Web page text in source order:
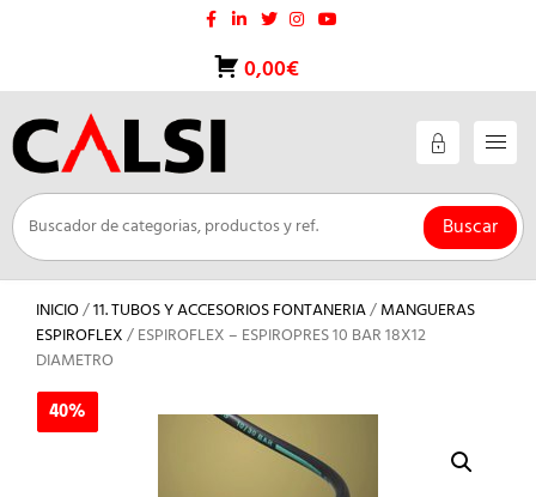
0,00€
Buscar
INICIO/11. TUBOS Y ACCESORIOS FONTANERIA/MANGUERAS
ESPIROFLEX/ ESPIROFLEX – ESPIROPRES 10 BAR 18X12
DIAMETRO
40%
40%